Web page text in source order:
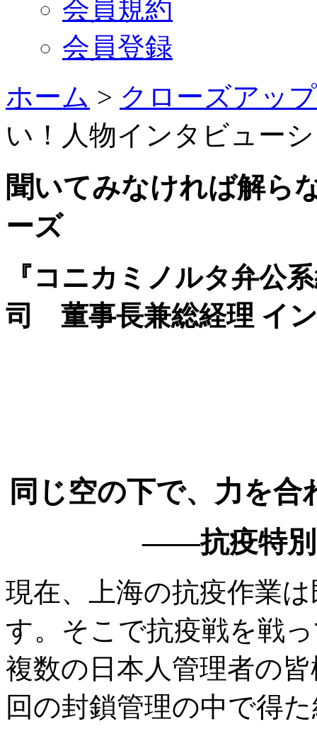
会員規約
会員登録
ホーム > クローズアップ
い！人物インタビュー
聞いてみなければ解ら
ーズ
『コニカミノルタ弁公
司 董事長兼総経理 イ
同じ空の下で、力を
——抗疫特
現在、上海の抗疫作業
す。そこで抗疫戦を戦
複数の日本人管理者の
回の封鎖管理の中で得